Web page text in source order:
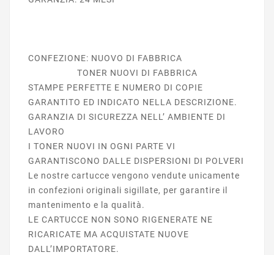
CONFEZIONE: NUOVO DI FABBRICA
TONER NUOVI DI FABBRICA
STAMPE PERFETTE E NUMERO DI COPIE
GARANTITO ED INDICATO NELLA DESCRIZIONE.
GARANZIA DI SICUREZZA NELL’ AMBIENTE DI
LAVORO
I TONER NUOVI IN OGNI PARTE VI
GARANTISCONO DALLE DISPERSIONI DI POLVERI
Le nostre cartucce vengono vendute unicamente
in confezioni originali sigillate, per garantire il
mantenimento e la qualità.
LE CARTUCCE NON SONO RIGENERATE NE
RICARICATE MA ACQUISTATE NUOVE
DALL’IMPORTATORE.